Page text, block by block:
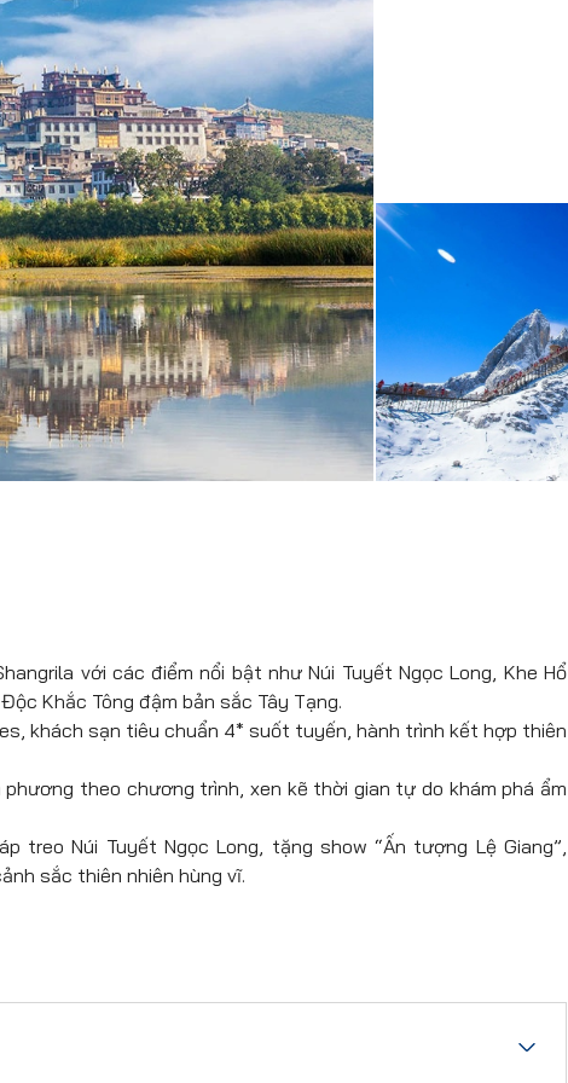
với các điểm nổi bật như Núi Tuyết Ngọc Long, Khe Hổ
Khắc Tông đậm bản sắc Tây Tạng.
khách sạn tiêu chuẩn 4* suốt tuyến, hành trình kết hợp thiên
theo chương trình, xen kẽ thời gian tự do khám phá ẩm
treo Núi Tuyết Ngọc Long, tặng show “Ấn tượng Lệ Giang”,
sắc thiên nhiên hùng vĩ.